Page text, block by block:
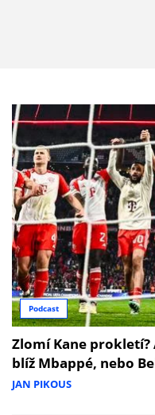
Podcast
Zlomí Kane
blíž Mbappé, nebo
JAN PIKOUS